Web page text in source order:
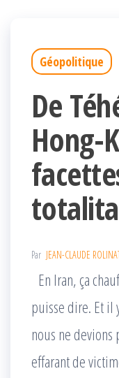
Géopolitique
De
Hong-
Par JEAN-CLAUDE
En Iran, ça
puisse dire. Et il
nous ne
effarant de